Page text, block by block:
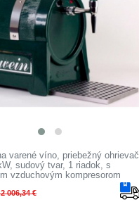
varené víno, priebežný ohrievač
sudový tvar, 1 riadok, s
vzduchovým kompresorom
006,34 €